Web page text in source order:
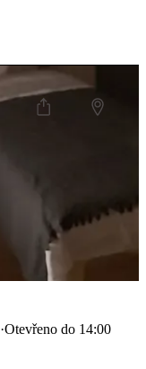
·Otevřeno do 14:00